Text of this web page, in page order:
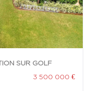
SUR GOLF
3 500 000 €